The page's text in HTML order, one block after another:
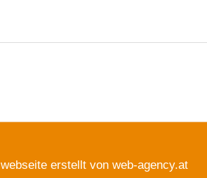
webseite erstellt von web-agency.at